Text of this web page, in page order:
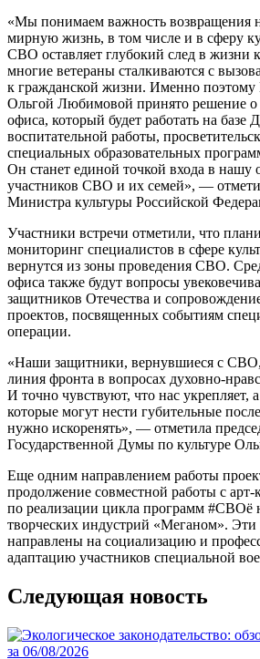
«Мы понимаем важность возвращения
мирную жизнь, в том числе и в сферу
СВО оставляет глубокий след в жизни
многие ветераны сталкиваются с
к гражданской жизни. Именно
Ольгой Любимовой принято решение о
офиса, который будет работать на базе
воспитательной работы,
специальных образовательных
Он станет единой точкой входа в нашу
участников СВО и их семей», —
Министра культуры Российской
Участники встречи отметили, что
мониторинг специалистов в сфере
вернутся из зоны проведения СВО.
офиса также будут вопросы
защитников Отечества и
проектов, посвященных событиям
операции.
«Наши защитники, вернувшиеся с СВО,
линия фронта в вопросах духовно-
И точно чувствуют, что нас укрепляет,
которые могут нести губительные
нужно искоренять», — отметила
Государственной Думы по культуре
Еще одним направлением работы
продолжение совместной работы с арт-
по реализации цикла программ #СВОё
творческих индустрий «Меганом».
направлены на социализацию и
адаптацию участников специальной
Следующая новость